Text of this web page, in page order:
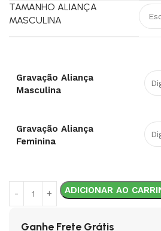
TAMANHO ALIANÇA
MASCULINA
Gravação Aliança
Masculina
Gravação Aliança
Feminina
ADICIONAR AO
Ganhe Frete Grátis